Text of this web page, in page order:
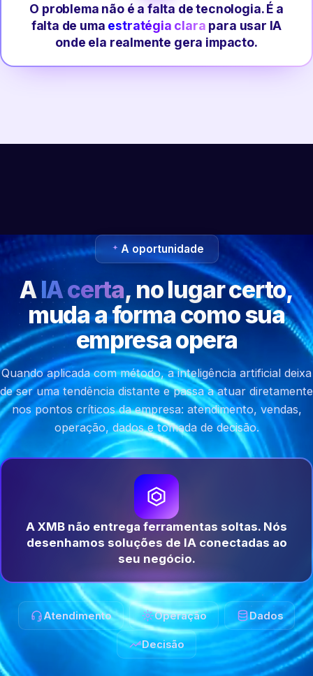
O problema não é a falta de tecnologia. É a
falta de uma estratégia clara para usar IA
onde ela realmente gera impacto.
A oportunidade
AIA certa, no lugar certo,
muda a forma como sua
empresa opera
Quando aplicada com método, a inteligência artificial deixa
de ser uma tendência distante e passa a atuar diretamente
nos pontos críticos da empresa: atendimento, vendas,
operação, dados e tomada de decisão.
A XMB não entrega ferramentas soltas. Nós
desenhamos soluções de IA conectadas ao
seu negócio.
Atendimento Operação Dados
Decisão